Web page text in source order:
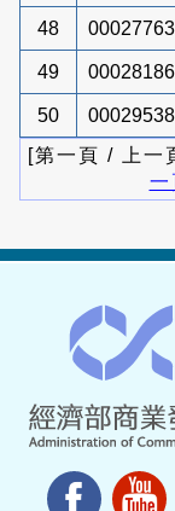
48 00027763
49 00028186
50 00029538
[第一頁 / 上一
一